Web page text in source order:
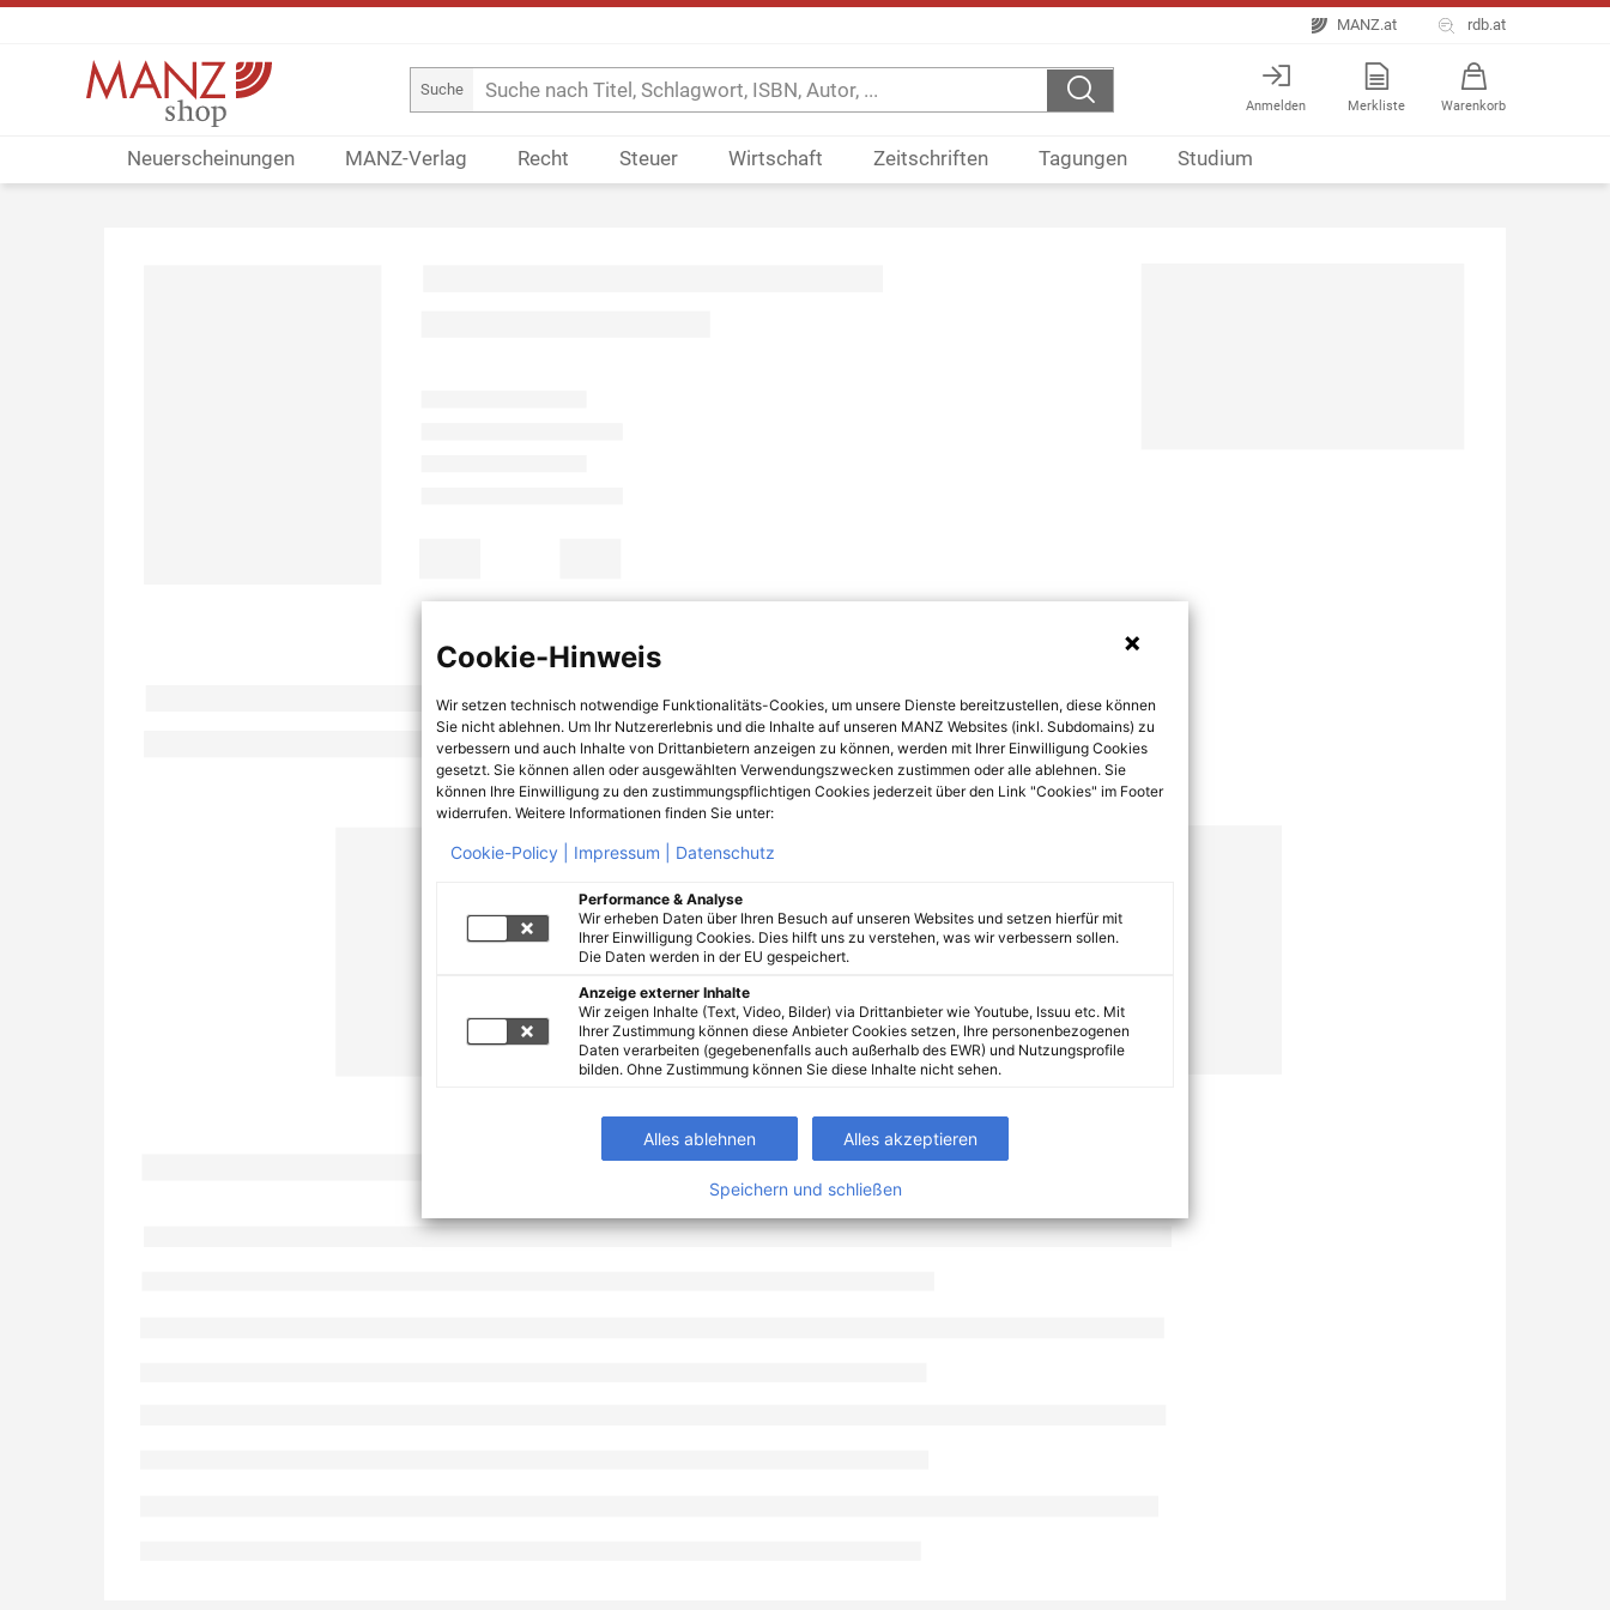
MANZ.at rdb.at
Suche
Anmelden Merkliste Warenkorb
Neuerscheinungen MANZ-Verlag Recht Steuer Wirtschaft Zeitschriften Tagungen Studium
Cookie-Hinweis
Wir setzen technisch notwendige Funktionalitäts-Cookies, um unsere Dienste bereitzustellen, diese können
Sie nicht ablehnen. Um Ihr Nutzererlebnis und die Inhalte auf unseren MANZ Websites (inkl. Subdomains) zu
verbessern und auch Inhalte von Drittanbietern anzeigen zu können, werden mit Ihrer Einwilligung Cookies
gesetzt. Sie können allen oder ausgewählten Verwendungszwecken zustimmen oder alle ablehnen. Sie
können Ihre Einwilligung zu den zustimmungspflichtigen Cookies jederzeit über den Link "Cookies" im Footer
widerrufen. Weitere Informationen finden Sie unter:
Cookie-Policy | Impressum | Datenschutz
Performance & Analyse
Wir erheben Daten über Ihren Besuch auf unseren Websites und setzen hierfür mit
Ihrer Einwilligung Cookies. Dies hilft uns zu verstehen, was wir verbessern sollen.
Die Daten werden in der EU gespeichert.
Anzeige externer Inhalte
Wir zeigen Inhalte (Text, Video, Bilder) via Drittanbieter wie Youtube, Issuu etc. Mit
Ihrer Zustimmung können diese Anbieter Cookies setzen, Ihre personenbezogenen
Daten verarbeiten (gegebenenfalls auch außerhalb des EWR) und Nutzungsprofile
bilden. Ohne Zustimmung können Sie diese Inhalte nicht sehen.
Alles ablehnen Alles akzeptieren
Speichern und schließen